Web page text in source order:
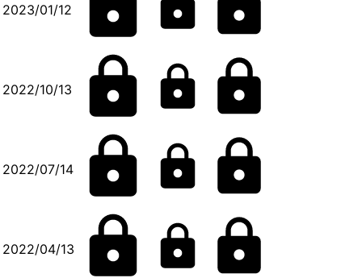
2023/01/12
2022/10/13
2022/07/14
2022/04/13